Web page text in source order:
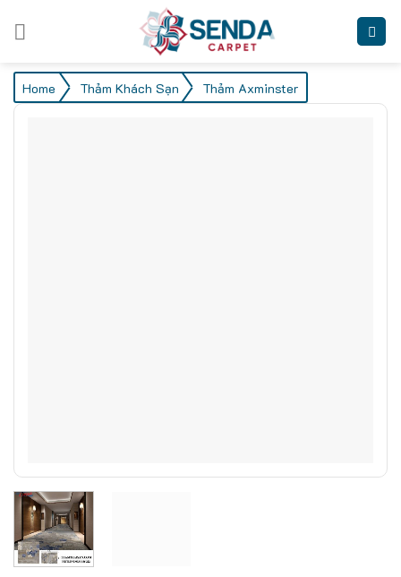
Home / Thảm Khách Sạn / Thảm Axminster